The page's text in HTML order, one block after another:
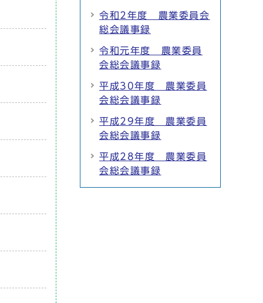
令和2年度 農業委員会
総会議事録
令和元年度 農業委員
会総会議事録
平成30年度 農業委員
会総会議事録
平成29年度 農業委員
会総会議事録
平成28年度 農業委員
会総会議事録